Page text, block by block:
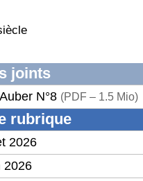
joints
N°8 (PDF – 1.5 Mio)
rubrique
2026
2026